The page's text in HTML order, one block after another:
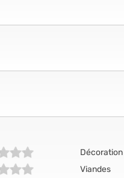
Décoration
Viandes